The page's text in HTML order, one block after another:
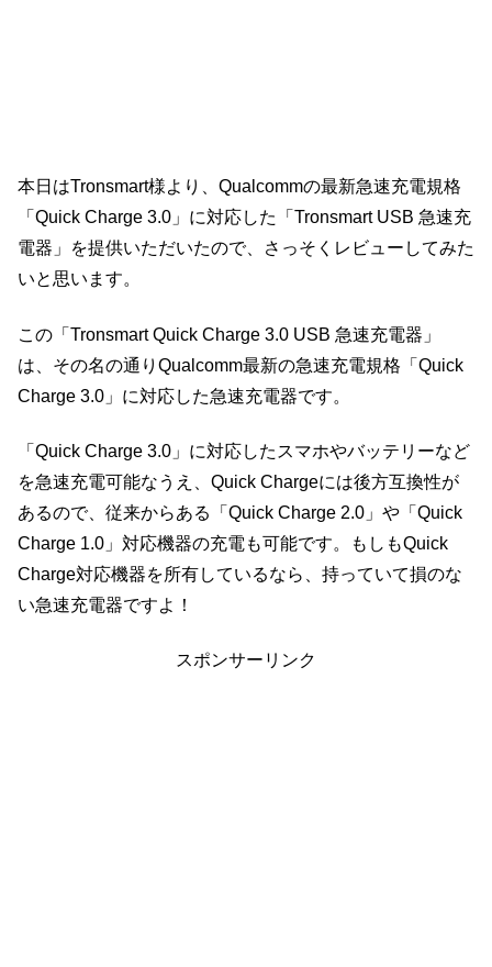
本日はTronsmart様より、Qualcommの最新急速充電規格
「Quick Charge 3.0」に対応した「Tronsmart USB 急速充
電器」を提供いただいたので、さっそくレビューしてみた
いと思います。
この「Tronsmart Quick Charge 3.0 USB 急速充電器」
は、その名の通りQualcomm最新の急速充電規格「Quick
Charge 3.0」に対応した急速充電器です。
「Quick Charge 3.0」に対応したスマホやバッテリーなど
を急速充電可能なうえ、Quick Chargeには後方互換性が
あるので、従来からある「Quick Charge 2.0」や「Quick
Charge 1.0」対応機器の充電も可能です。もしもQuick
Charge対応機器を所有しているなら、持っていて損のな
い急速充電器ですよ！
スポンサーリンク